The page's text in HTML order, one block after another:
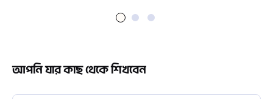
আপনি যার কাছ থেকে শিখবেন